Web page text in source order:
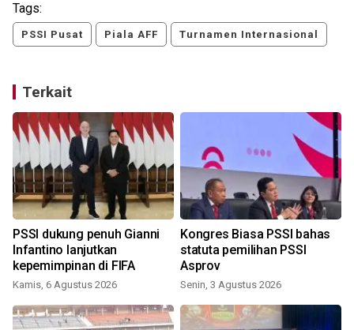
Tags:
PSSI Pusat Piala AFF Turnamen Internasional
Terkait
PSSI dukung penuh Gianni
Infantino lanjutkan
kepemimpinan di FIFA
Kamis, 6 Agustus 2026
Kongres Biasa PSSI bahas
statuta pemilihan PSSI
Asprov
Senin, 3 Agustus 2026